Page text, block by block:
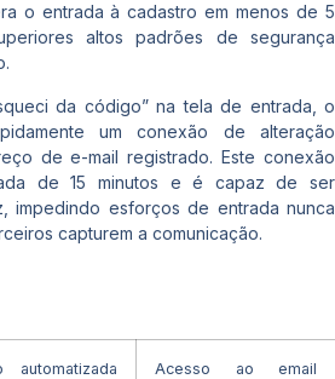
o entrada à cadastro em menos de 5
altos padrões de segurança
da código” na tela de entrada, o
um conexão de alteração
de e-mail registrado. Este conexão
de 15 minutos e é capaz de ser
impedindo esforços de entrada nunca
capturem a comunicação.
automatizada
Acesso ao email